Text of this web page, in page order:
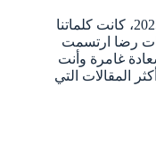
يا لروعة الرحلة التي خضناها معاً في عام 2025، كانت كلماتنا
رضا ارتسمت
غامرة وأنت
المقالات التي